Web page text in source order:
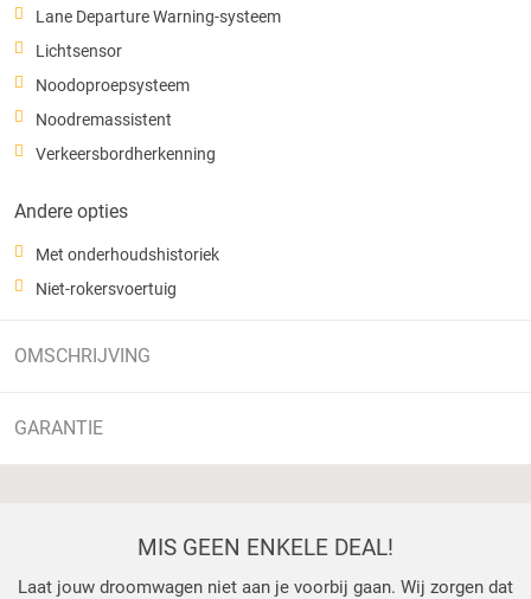
Lane Departure Warning-systeem
Lichtsensor
Noodoproepsysteem
Noodremassistent
Verkeersbordherkenning
Andere opties
Met onderhoudshistoriek
Niet-rokersvoertuig
OMSCHRIJVING
GARANTIE
MIS GEEN ENKELE DEAL!
Laat jouw droomwagen niet aan je voorbij gaan. Wij zorgen dat